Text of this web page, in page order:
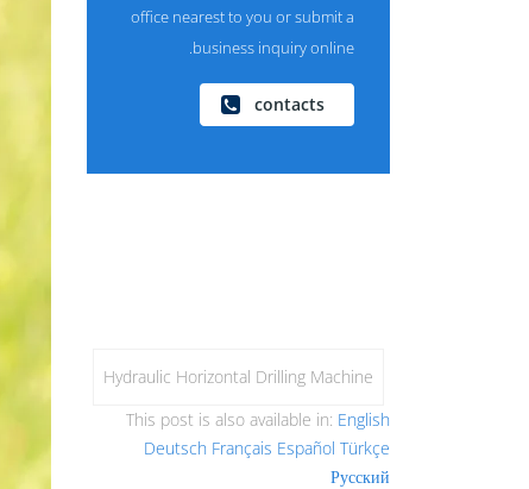
office nearest to you or submit a
business inquiry online.
contacts
Hydraulic Horizontal Drilling Machine
This post is also available in: English
Deutsch Français Español Türkçe
Русский